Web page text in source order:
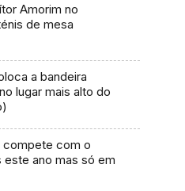
Amorim no
de mesa
a bandeira
lugar mais alto do
compete com o
este ano mas só em